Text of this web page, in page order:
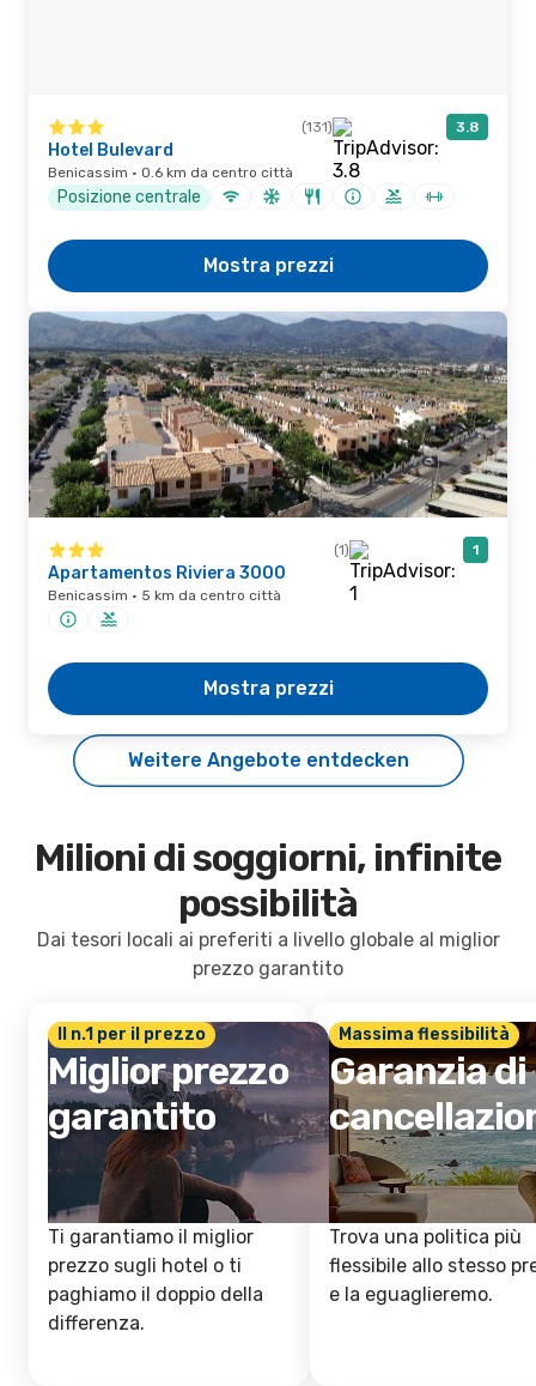
(131) 3.8
Hotel Bulevard
Benicassim · 0.6 km da centro città
Posizione centrale
Mostra prezzi
(1) 1
Apartamentos Riviera 3000
Benicassim · 5 km da centro città
Mostra prezzi
Weitere Angebote entdecken
Milioni di soggiorni, infinite
possibilità
Dai tesori locali ai preferiti a livello globale al miglior
prezzo garantito
Il n.1 per il prezzo
Miglior prezzo
garantito
Ti garantiamo il miglior
prezzo sugli hotel o ti
paghiamo il doppio della
differenza.
Massima flessibilità
Garanzia di
Trova una politica più
flessibile allo stesso
e la eguaglieremo.